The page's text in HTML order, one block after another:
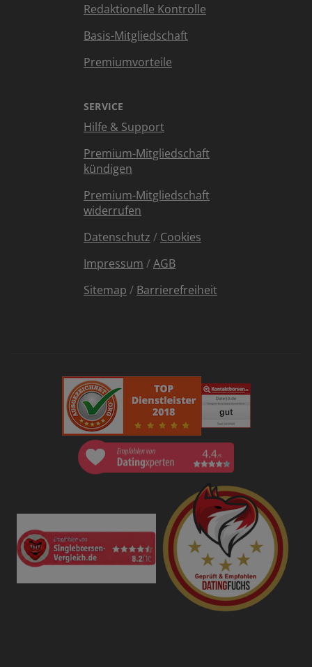
Redaktionelle Kontrolle
Basis-Mitgliedschaft
Premiumvorteile
SERVICE
Hilfe & Support
Premium-Mitgliedschaft
kündigen
Premium-Mitgliedschaft
widerrufen
Datenschutz / Cookies
Impressum /AGB
Sitemap / Barrierefreiheit